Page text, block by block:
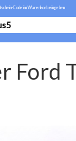
Ford